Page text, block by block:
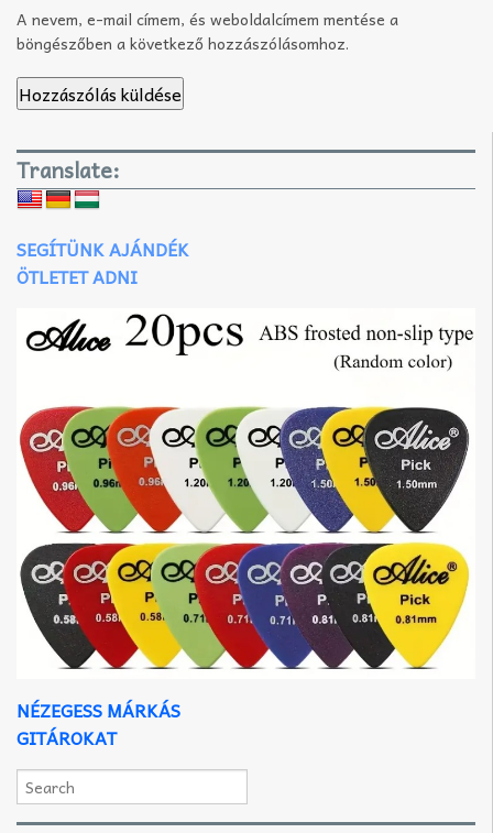
A nevem, e-mail címem, és weboldalcímem mentése a
böngészőben a következő hozzászólásomhoz.
Translate:
SEGÍTÜNK AJÁNDÉK
ÖTLETET ADNI
NÉZEGESS MÁRKÁS
GITÁROKAT